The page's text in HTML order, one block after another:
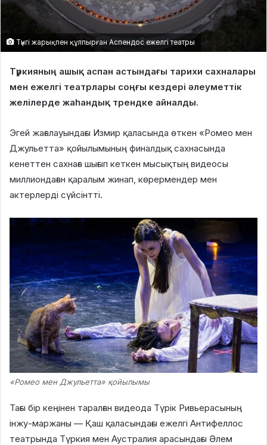
Түнгі жарықпен құлпырған Аспендос ежелгі театры
Түркияның ашық аспан астындағы тарихи сахналары
мен ежелгі театрлары соңғы кездері әлеуметтік
желілерде жаһандық трендке айналды.
Эгей жағалауындағы Измир қаласында өткен «Ромео мен
Джульетта» қойылымының финалдық сахнасында
кенеттен сахнаға шығып кеткен мысықтың видеосы
миллиондаған қаралым жинап, көрермендер мен
актерлерді сүйсінтті.
«Ромео мен Джульетта» қойылымы
Тағы бір кеңінен таралған видеода Түрік Ривьерасының
інжу-маржаны — Қаш қаласындағы ежелгі Антифеллос
театрында Түркия мен Аустралия арасындағы Әлем